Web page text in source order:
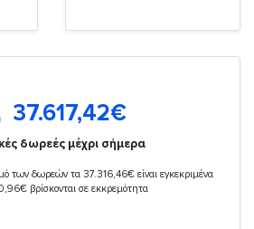
37.617,42€
δωρεές μέχρι σήμερα
των δωρεών τα 37.316,46€ είναι εγκεκριμένα
βρίσκονται σε εκκρεμότητα